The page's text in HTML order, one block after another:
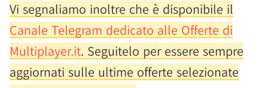
Vi segnaliamo inoltre che è disponibile il
Canale Telegram dedicato alle Offerte di
Multiplayer.it. Seguitelo per essere sempre
aggiornati sulle ultime offerte selezionate